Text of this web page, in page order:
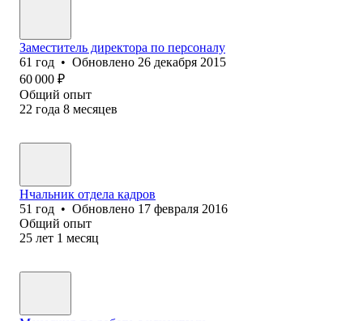
Заместитель директора по персоналу
61 год • Обновлено 26 декабря 2015
60 000 ₽
Общий опыт
22 года 8 месяцев
Нчальник отдела кадров
51 год • Обновлено 17 февраля 2016
Общий опыт
25 лет 1 месяц